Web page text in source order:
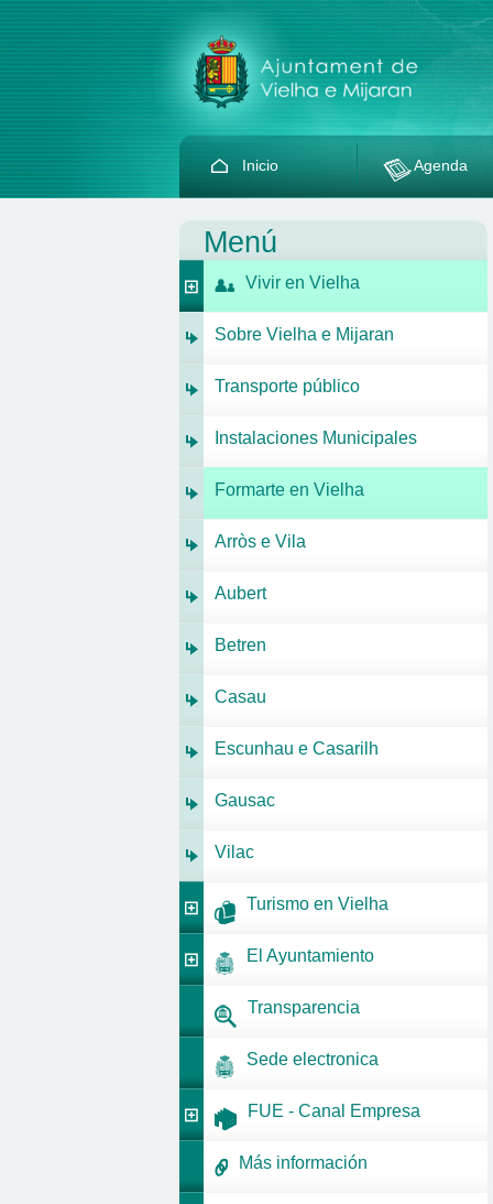
Inicio Agenda
Menú
Vivir en Vielha
Sobre Vielha e Mijaran
Transporte público
Instalaciones Municipales
Formarte en Vielha
Arròs e Vila
Aubert
Betren
Casau
Escunhau e Casarilh
Gausac
Vilac
Turismo en Vielha
El Ayuntamiento
Transparencia
Sede electronica
FUE - Canal Empresa
Más información